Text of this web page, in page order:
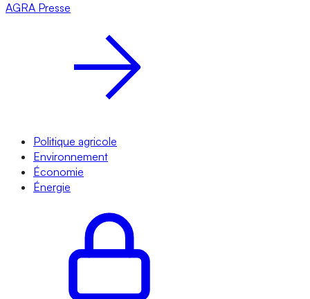
AGRA Presse
Politique agricole
Environnement
Économie
Énergie